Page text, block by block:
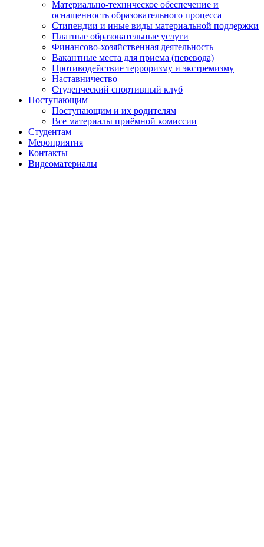
Материально-техническое обеспечение и
оснащенность образовательного процесса
Стипендии и иные виды материальной поддержки
Платные образовательные услуги
Финансово-хозяйственная деятельность
Вакантные места для приема (перевода)
Противодействие терроризму и экстремизму
Наставничество
Студенческий спортивный клуб
Поступающим
Поступающим и их родителям
Все материалы приёмной комиссии
Студентам
Мероприятия
Контакты
Видеоматериалы